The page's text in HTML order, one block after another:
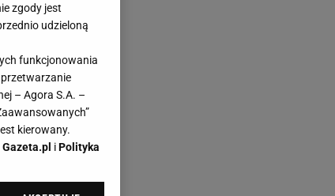
zgody jest
udzieloną
funkcjonowania
przetwarzanie
– Agora S.A. –
kierowany.
iPolityka